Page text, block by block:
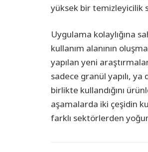
yüksek bir temizleyicilik
Uygulama kolaylığına
kullanım alanının
yapılan yeni
sadece granül yapılı,
birlikte kullandığını
aşamalarda iki çeşidin
farklı sektörlerden